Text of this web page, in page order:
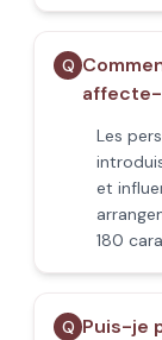
Q
Les
et
180
Q Puis-je